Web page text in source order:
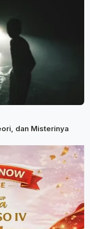
dan Misterinya